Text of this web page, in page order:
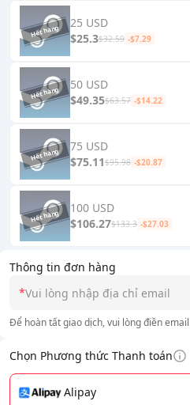
Thông tin đơn hàng
*
Để hoàn tất giao dịch, vui lòng điền
Chọn Phương thức Thanh toán
Alipay
25 USD
$25.3$32.59 -$7.29
50 USD
$49.35$63.57 -$14.22
75 USD
$75.11$95.98 -$20.87
100 USD
$106.27$133.3 -$27.03